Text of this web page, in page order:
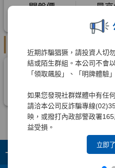
近期詐騙猖獗，請投資人切
結或陌生群組。本公司不會
「領取飆股」、「明牌體驗
如果您發現社群媒體中有任
請洽本公司反詐騙專線
映，或撥打內政部警政署
益受損。
立即
+